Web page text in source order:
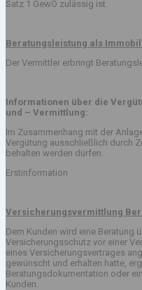
Satz 1 GewO zulässig ist.
Beratungsleistung als
Der Vermittler erbringt
Informationen über die
und – Vermittlung:
Im Zusammenhang mit der
Vergütung ausschließlich durch
behalten werden dürfen.
Versicherungsvermittlung
Dem Kunden wird eine Beratung
Versicherungsschutz vor einer
eines Versicherungsvertrages
gewünscht und erhalten hatte,
Beratungsdokumentation oder
Kunden.